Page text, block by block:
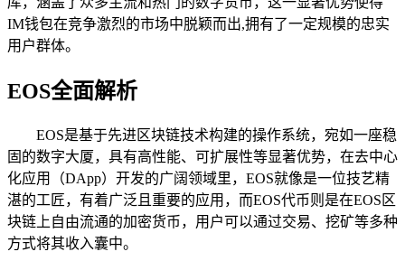
IM钱包在竞争激烈的市场中脱颖而出,拥有了一定规模的忠实
用户群体。
EOS全面解析
EOS是基于先进区块链技术构建的操作系统，宛如一座稳
固的数字大厦，具有高性能、可扩展性等显著优势，在去中心
化应用（DApp）开发的广阔领域里，EOS就像是一位技艺精
湛的工匠，有着广泛且重要的应用，而EOS代币则是在EOS区
块链上自由流通的加密货币，用户可以通过交易、挖矿等多种
方式将其收入囊中。